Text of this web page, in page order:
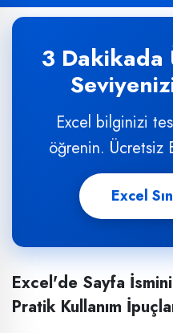
3 Dakikada
Excel bilginizi
öğrenin. Ücretsiz
Excel
Excel'de Sayfa
Pratik Kullanım